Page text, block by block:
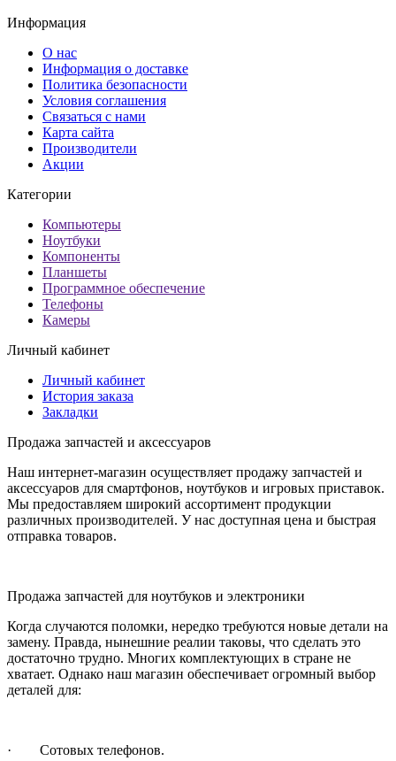
Информация
О нас
Информация о доставке
Политика безопасности
Условия соглашения
Связаться с нами
Карта сайта
Производители
Акции
Категории
Компьютеры
Ноутбуки
Компоненты
Планшеты
Программное обеспечение
Телефоны
Камеры
Личный кабинет
Личный кабинет
История заказа
Закладки
Продажа запчастей и аксессуаров
Наш интернет-магазин осуществляет продажу запчастей и
аксессуаров для смартфонов, ноутбуков и игровых приставок.
Мы предоставляем широкий ассортимент продукции
различных производителей. У нас доступная цена и быстрая
отправка товаров.
Продажа запчастей для ноутбуков и электроники
Когда случаются поломки, нередко требуются новые детали на
замену. Правда, нынешние реалии таковы, что сделать это
достаточно трудно. Многих комплектующих в стране не
хватает. Однако наш магазин обеспечивает огромный выбор
деталей для:
· Сотовых телефонов.